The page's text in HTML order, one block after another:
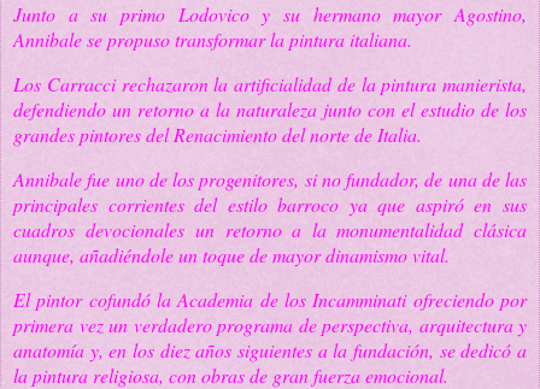
Junto a su primo Lodovico y su hermano mayor Agostino,
Annibale se propuso transformar la pintura italiana.
Los Carracci rechazaron la artificialidad de la pintura manierista,
defendiendo un retorno a la naturaleza junto con el estudio de los
grandes pintores del Renacimiento del norte de Italia.
Annibale fue uno de los progenitores, si no fundador, de una de las
principales corrientes del estilo barroco ya que aspiró en sus
cuadros devocionalesun retorno a la monumentalidad clásica
aunque, añadiéndole un toque de mayor dinamismo vital.
El pintor cofundó la Academia de los Incamminati ofreciendo por
primera vez un verdadero programa de perspectiva, arquitectura y
anatomía y, en los diez años siguientes a la fundación, se dedicó a
la pintura religiosa, con obras de gran fuerza emocional.